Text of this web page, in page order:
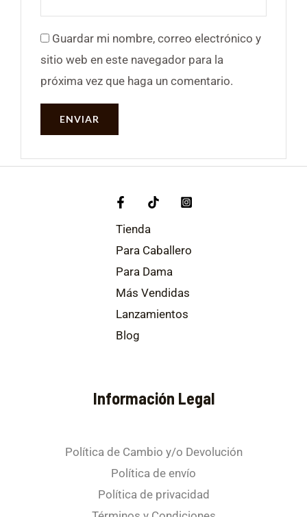
Guardar mi nombre, correo electrónico y
sitio web en este navegador para la
próxima vez que haga un comentario.
Tienda
Para Caballero
Para Dama
Más Vendidas
Lanzamientos
Blog
Información Legal
Política de Cambio y/o Devolución
Política de envío
Política de privacidad